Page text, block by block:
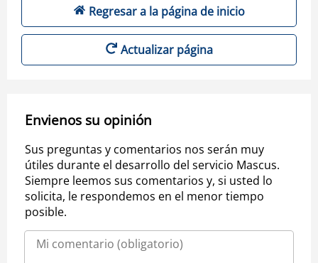
Regresar a la página de inicio
Actualizar página
Envienos su opinión
Sus preguntas y comentarios nos serán muy
útiles durante el desarrollo del servicio Mascus.
Siempre leemos sus comentarios y, si usted lo
solicita, le respondemos en el menor tiempo
posible.